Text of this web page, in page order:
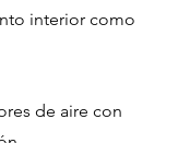
interior como
de aire con